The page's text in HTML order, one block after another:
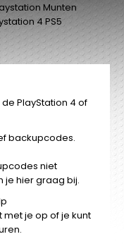
Munten
4 PS5
de PlayStation 4 of
backupcodes.
niet
je hier graag bij.
je op of je kunt